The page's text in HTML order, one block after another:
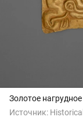
Золотое
Источник: